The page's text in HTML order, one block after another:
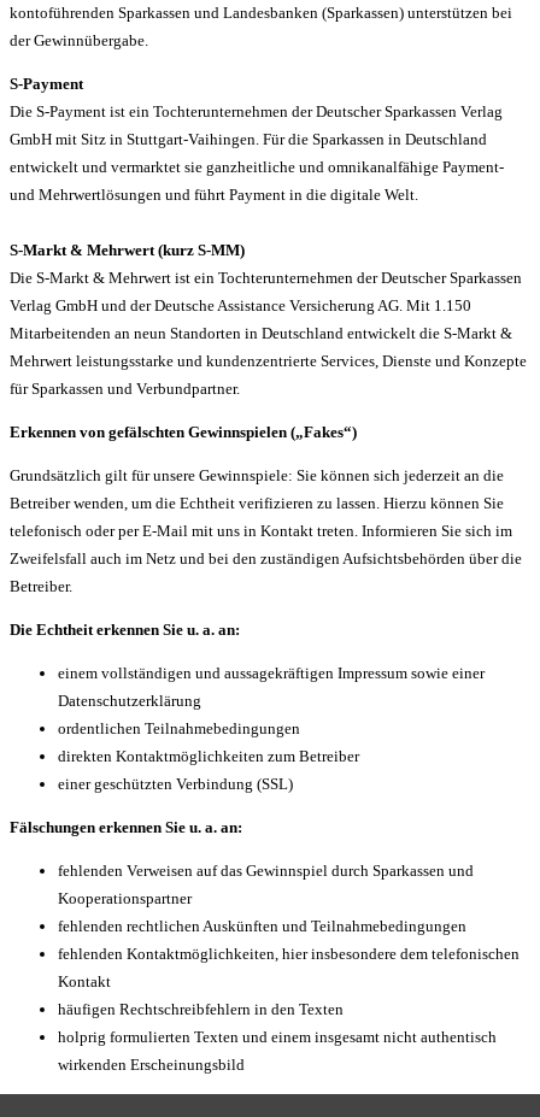
kontoführenden Sparkassen und Landesbanken (Sparkassen) unterstützen bei
der Gewinnübergabe.
S-Payment
Die S-Payment ist ein Tochterunternehmen der Deutscher Sparkassen Verlag
GmbH mit Sitz in Stuttgart-Vaihingen. Für die Sparkassen in Deutschland
entwickelt und vermarktet sie ganzheitliche und omnikanalfähige Payment-
und Mehrwertlösungen und führt Payment in die digitale Welt.
S-Markt & Mehrwert (kurz S-MM)
Die S-Markt & Mehrwert ist ein Tochterunternehmen der Deutscher Sparkassen
Verlag GmbH und der Deutsche Assistance Versicherung AG. Mit 1.150
Mitarbeitenden an neun Standorten in Deutschland entwickelt die S-Markt &
Mehrwert leistungsstarke und kundenzentrierte Services, Dienste und Konzepte
für Sparkassen und Verbundpartner.
Erkennen von gefälschten Gewinnspielen („Fakes“)
Grundsätzlich gilt für unsere Gewinnspiele: Sie können sich jederzeit an die
Betreiber wenden, um die Echtheit verifizieren zu lassen. Hierzu können Sie
telefonisch oder per E-Mail mit uns in Kontakt treten. Informieren Sie sich im
Zweifelsfall auch im Netz und bei den zuständigen Aufsichtsbehörden über die
Betreiber.
Die Echtheit erkennen Sie u. a. an:
einem vollständigen und aussagekräftigen Impressum sowie einer
Datenschutzerklärung
ordentlichen Teilnahmebedingungen
direkten Kontaktmöglichkeiten zum Betreiber
einer geschützten Verbindung (SSL)
Fälschungen erkennen Sie u. a. an:
fehlenden Verweisen auf das Gewinnspiel durch Sparkassen und
Kooperationspartner
fehlenden rechtlichen Auskünften und Teilnahmebedingungen
fehlenden Kontaktmöglichkeiten, hier insbesondere dem telefonischen
Kontakt
häufigen Rechtschreibfehlern in den Texten
holprig formulierten Texten und einem insgesamt nicht authentisch
wirkenden Erscheinungsbild